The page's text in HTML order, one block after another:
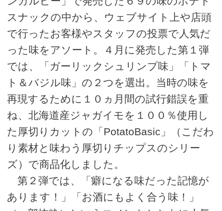
スナックの中から、ウェブサイト上や店頭
で行ったお客様やスタッフの投票で人気だ
った味をアソート。４月に発売した第１弾
では、「ガーリックシュリンプ味」「トマ
ト＆バジル味」の２つを選出。当時の味を
再現するために１０ヵ月間の試行錯誤を重
ね、北海道産ジャガイモを１００％使用し
た厚切りカットの「PotatoBasic」（こだわ
り素材と味わう厚切りチップスのシリー
ズ）で商品化しました。
第２弾では、「癖になる味だった記憶が
あります！」「お酒にもよく合う味！」